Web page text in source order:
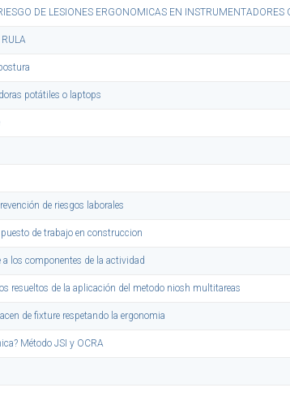
DE LESIONES ERGONOMICAS EN INSTRUMENTADORES
potátiles o laptops
de riesgos laborales
de trabajo en construccion
a los componentes de la actividad
resueltos de la aplicación del metodo niosh multitareas
de fixture respetando la ergonomia
Método JSI y OCRA